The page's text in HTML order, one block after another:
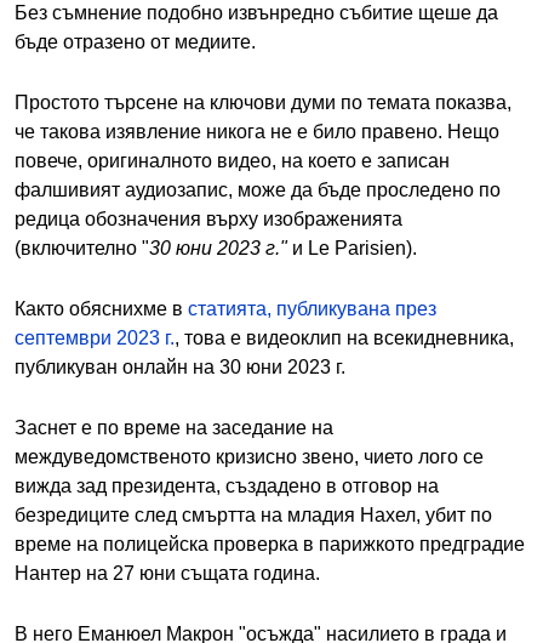
Без съмнение подобно извънредно събитие щеше да
бъде отразено от медиите.
Простото търсене на ключови думи по темата показва,
че такова изявление никога не е било правено. Нещо
повече, оригиналното видео, на което е записан
фалшивият аудиозапис, може да бъде проследено по
редица обозначения върху изображенията
(включително "30 юни 2023 г." и Le Parisien).
Както обяснихме в статията, публикувана през
септември 2023 г., това е видеоклип на всекидневника,
публикуван онлайн на 30 юни 2023 г.
Заснет е по време на заседание на
междуведомственото кризисно звено, чието лого се
вижда зад президента, създадено в отговор на
безредиците след смъртта на младия Нахел, убит по
време на полицейска проверка в парижкото предградие
Нантер на 27 юни същата година.
В него Еманюел Макрон "осъжда" насилието в града и